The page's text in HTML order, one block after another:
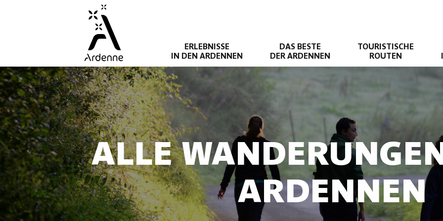
ERLEBNISSE
IN DEN ARDENNEN
DAS BESTE
DER ARDENNEN
TOURISTISCHE
ROUTEN
ALLE
ARDENNEN